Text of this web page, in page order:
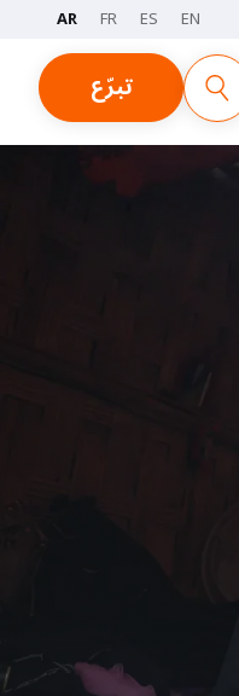
EN
ES
FR
AR
تبرّع